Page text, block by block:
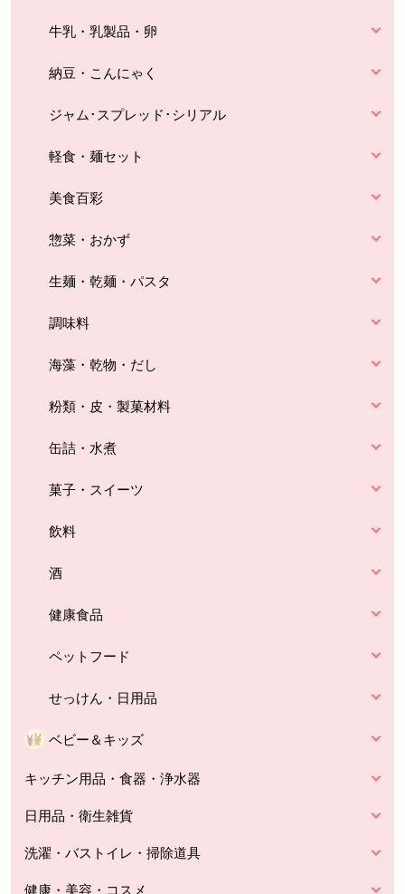
牛乳・乳製品・卵
納豆・こんにゃく
ジャム･スプレッド･シリアル
軽食・麺セット
美食百彩
惣菜・おかず
生麺・乾麺・パスタ
調味料
海藻・乾物・だし
粉類・皮・製菓材料
缶詰・水煮
菓子・スイーツ
飲料
酒
健康食品
ペットフード
せっけん・日用品
ベビー＆キッズ
キッチン用品・食器・浄水器
日用品・衛生雑貨
洗濯・バストイレ・掃除道具
健康・美容・コスメ